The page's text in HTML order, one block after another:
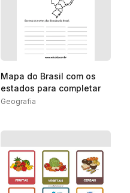
Mapa do Brasil com os
estados para completar
Geografia